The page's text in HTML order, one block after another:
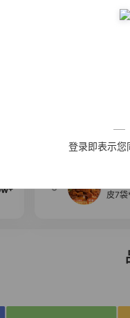
登录即表示您
重油
衣粉
污渍
料袋
一品
凉皮
5
皮7